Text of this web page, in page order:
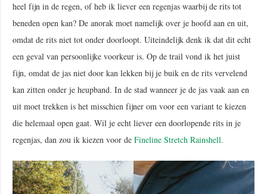
heel fijn in de regen, of heb ik liever een regenjas waarbij de rits tot
beneden open kan? De anorak moet namelijk over je hoofd aan en uit,
omdat de rits niet tot onder doorloopt. Uiteindelijk denk ik dat dit echt
een geval van persoonlijke voorkeur is. Op de trail vond ik het juist
fijn, omdat de jas niet door kan lekken bij je buik en de rits vervelend
kan zitten onder je heupband. In de stad wanneer je de jas vaak aan en
uit moet trekken is het misschien fijner om voor een variant te kiezen
die helemaal open gaat. Wil je echt liever een doorlopende rits in je
regenjas, dan zou ik kiezen voor de Fineline Stretch Rainshell.